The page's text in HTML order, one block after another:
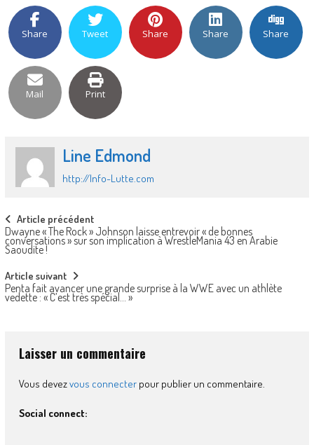
Share Tweet Share Share Share
Mail Print
Line Edmond
http://Info-Lutte.com
Post
navigation
Article précédent
Dwayne « The Rock » Johnson laisse entrevoir « de bonnes
conversations » sur son implication à WrestleMania 43 en Arabie
Saoudite !
Article suivant
Penta fait avancer une grande surprise à la WWE avec un athlète
vedette : « C’est très spécial… »
Laisser un commentaire
Vous devezvous connecterpour publier un commentaire.
Social connect: